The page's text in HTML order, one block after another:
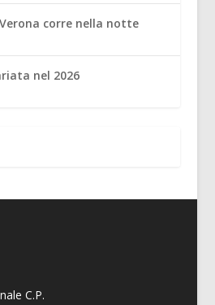
corre nella notte
nel 2026
C.P.